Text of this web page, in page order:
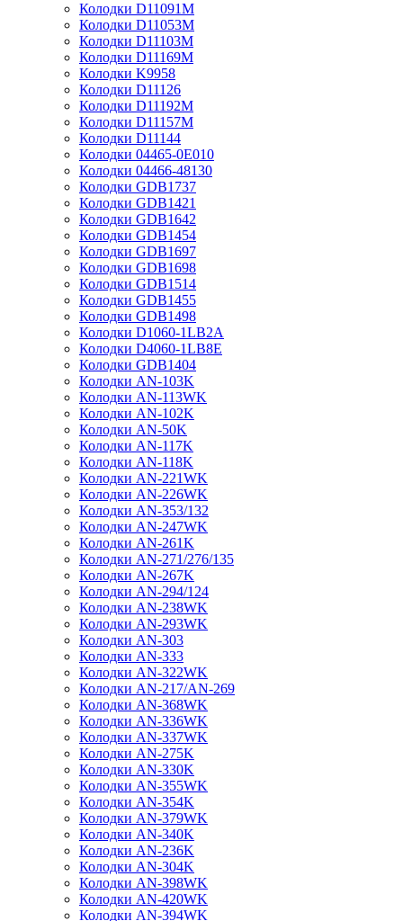
Колодки D11091M
Колодки D11053M
Колодки D11103M
Колодки D11169M
Колодки K9958
Колодки D11126
Колодки D11192M
Колодки D11157M
Колодки D11144
Колодки 04465-0E010
Колодки 04466-48130
Колодки GDB1737
Колодки GDB1421
Колодки GDB1642
Колодки GDB1454
Колодки GDB1697
Колодки GDB1698
Колодки GDB1514
Колодки GDB1455
Колодки GDB1498
Колодки D1060-1LB2A
Колодки D4060-1LB8E
Колодки GDB1404
Колодки AN-103K
Колодки AN-113WK
Колодки AN-102K
Колодки AN-50K
Колодки AN-117K
Колодки AN-118K
Колодки AN-221WK
Колодки AN-226WK
Колодки AN-353/132
Колодки AN-247WK
Колодки AN-261K
Колодки AN-271/276/135
Колодки AN-267K
Колодки AN-294/124
Колодки AN-238WK
Колодки AN-293WK
Колодки AN-303
Колодки AN-333
Колодки AN-322WK
Колодки AN-217/AN-269
Колодки AN-368WK
Колодки AN-336WK
Колодки AN-337WK
Колодки AN-275K
Колодки AN-330K
Колодки AN-355WK
Колодки AN-354K
Колодки AN-379WK
Колодки AN-340K
Колодки AN-236K
Колодки AN-304K
Колодки AN-398WK
Колодки AN-420WK
Колодки AN-394WK